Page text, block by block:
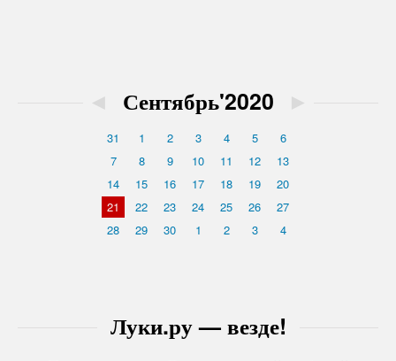
Луки.ру — везде!
◄ Сентябрь'2020 ►
31 1 2 3 4 5
6
7
8 9 10 11 12
13
14
15 16 17 18 19
20
21
22 23 24 25 26
27
28
29 30 1 2 3 4